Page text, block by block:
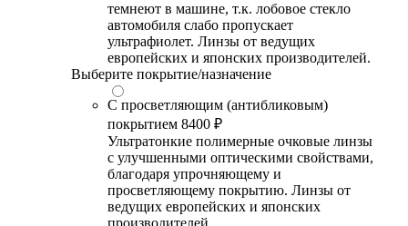
темнеют в машине, т.к. лобовое стекло
автомобиля слабо пропускает
ультрафиолет. Линзы от ведущих
европейских и японских производителей.
Выберите покрытие/назначение
С просветляющим (антибликовым)
покрытием 8400 ₽
Ультратонкие полимерные очковые линзы
с улучшенными оптическими свойствами,
благодаря упрочняющему и
просветляющему покрытию. Линзы от
ведущих европейских и японских
производителей.